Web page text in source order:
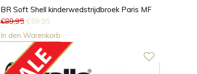
BR Soft Shell kinderwedstrijdbroek Paris MF
€89,95 €59,95
In den Warenkorb